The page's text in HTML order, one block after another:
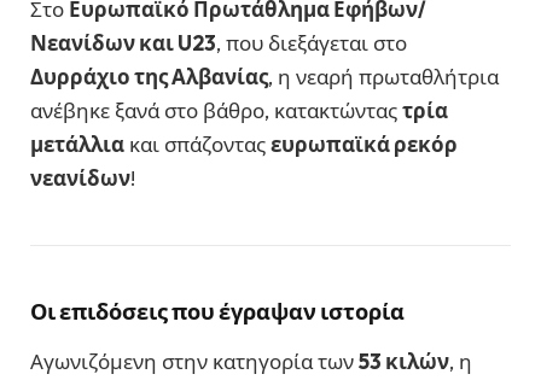
Στο Ευρωπαϊκό Πρωτάθλημα Εφήβων/
Νεανίδων και U23, που διεξάγεται στο
Δυρράχιο της Αλβανίας, η νεαρή πρωταθλήτρια
ανέβηκε ξανά στο βάθρο, κατακτώνταςτρία
μετάλλια και σπάζονταςευρωπαϊκά ρεκόρ
νεανίδων!
Οι επιδόσεις που έγραψαν ιστορία
Αγωνιζόμενη στην κατηγορία των53 κιλών, η